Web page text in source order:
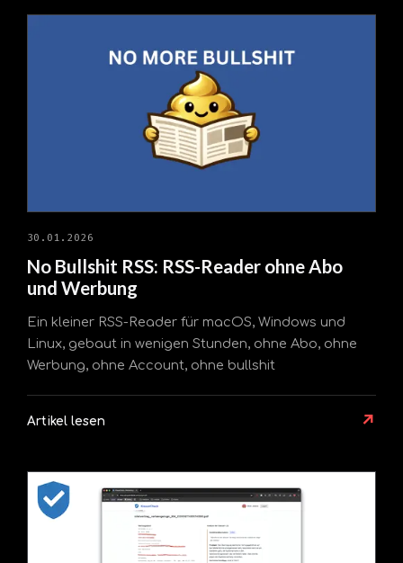
30.01.2026
No Bullshit RSS: RSS-Reader ohne Abo
und Werbung
Ein kleiner RSS-Reader für macOS, Windows und
Linux, gebaut in wenigen Stunden, ohne Abo, ohne
Werbung, ohne Account, ohne bullshit
Artikel lesen ↗